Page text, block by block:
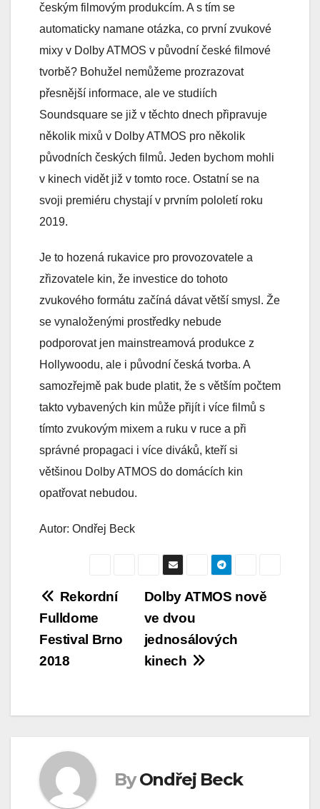
českým filmovým produkcím. A s tím se
automaticky namane otázka, co první zvukové
mixy v Dolby ATMOS v původní české filmové
tvorbě? Bohužel nemůžeme prozrazovat
přesnější informace, ale ve studiích
Soundsquare se již v těchto dnech připravuje
několik mixů v Dolby ATMOS pro několik
původních českých filmů. Jeden bychom mohli
v kinech vidět již v tomto roce. Ostatní se na
svoji premiéru chystají v prvním pololetí roku
2019.
Je to hozená rukavice pro provozovatele a
zřizovatele kin, že investice do tohoto
zvukového formátu začíná dávat větší smysl. Že
se vynaloženými prostředky nebude
podporovat jen mainstreamová produkce z
Hollywoodu, ale i původní česká tvorba. A
samozřejmě pak bude platit, že s větším počtem
takto vybavených kin může přijít i více filmů s
tímto zvukovým mixem a ruku v ruce a při
správné propagaci i více diváků, kteří si
většinou Dolby ATMOS do domácích kin
opatřovat nebudou.
Autor: Ondřej Beck
Navigace
pro
příspěvek
Dolby ATMOS nově
ve dvou
jednosálových
kinech
Rekordní
Fulldome
Festival Brno
2018
By Ondřej Beck